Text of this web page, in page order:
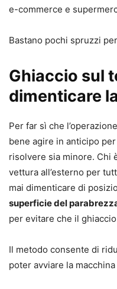
e-commerce e
Bastano pochi spruzzi
Ghiaccio sul
dimenticare
Per far sì che
bene agire in anticipo
risolvere sia minore. Chi
vettura all’esterno per
mai dimenticare di
superficie del
per evitare che il
Il metodo consente di
poter avviare la